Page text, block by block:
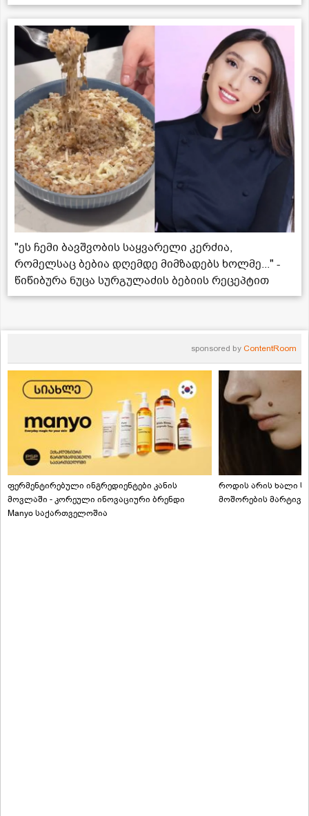
"ეს ჩემი ბავშვობის საყვარელი კერძია,
რომელსაც ბებია დღემდე მიმზადებს ხოლმე..." -
წიწიბურა ნუცა სურგულაძის ბებიის რეცეპტით
sponsored by ContentRoom
ფერმენტირებული ინგრედიენტები კანის
მოვლაში - კორეული ინოვაციური ბრენდი
Manyo საქართველოშია
როდის არის ხალი
მოშორების